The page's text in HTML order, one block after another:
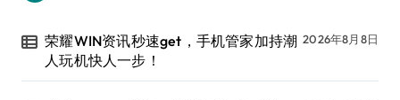
荣耀WIN资讯秒速get，手机管家加持潮
人玩机快人一步！
2026年8月8日